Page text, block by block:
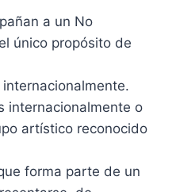
a un No
único propósito de
internacionalmente o
artístico reconocido
forma parte de un